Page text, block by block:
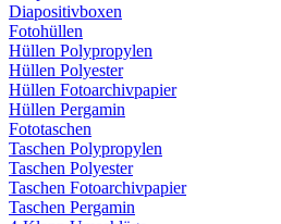
Diapositivboxen
Fotohüllen
Hüllen Polypropylen
Hüllen Polyester
Hüllen Fotoarchivpapier
Hüllen Pergamin
Fototaschen
Taschen Polypropylen
Taschen Polyester
Taschen Fotoarchivpapier
Taschen Pergamin